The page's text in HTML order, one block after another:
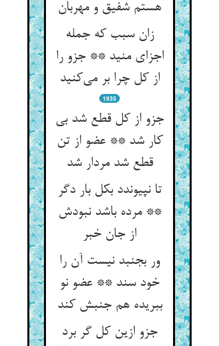
هستم شفیق و مهربان
زان سبب که جمله
اجزای منید ** جزو را
از کل چرا بر می‌کنید
1935
جزو از کل قطع شد بی
کار شد ** عضو از تن
قطع شد مردار شد
تا نپیوندد بکل بار دگر
** مرده باشد نبودش
از جان خبر
ور بجنبد نیست آن را
خود سند ** عضو نو
ببریده هم جنبش کند
جزو ازین کل گر برد